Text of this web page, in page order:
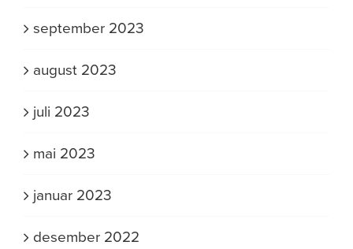
september 2023
august 2023
juli 2023
mai 2023
januar 2023
desember 2022